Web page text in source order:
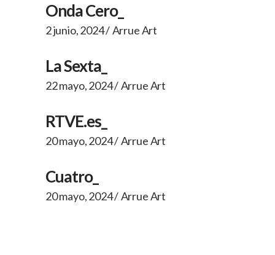
Onda Cero_
2 junio, 2024 Arrue Art
La Sexta_
22 mayo, 2024 Arrue Art
RTVE.es_
20 mayo, 2024 Arrue Art
Cuatro_
20 mayo, 2024 Arrue Art